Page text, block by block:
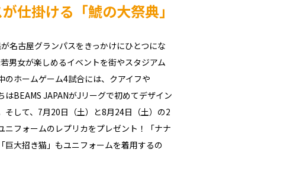
仕掛ける 「鯱の大祭典」
名古屋グランパスをきっかけにひとつにな
男女が楽しめるイベントを街やスタジアム
のホームゲーム4試合には、クアイフや
BEAMS JAPANがJリーグで初めてデザイン
そして、7月20日（土）と8月24日（土）の2
ニフォームのレプリカをプレゼント！「ナナ
巨大招き猫」もユニフォームを着用するの